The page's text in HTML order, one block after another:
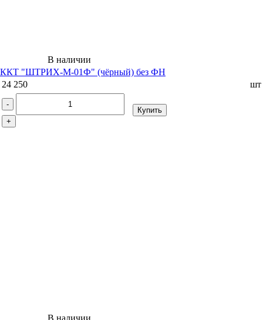
В наличии
ККТ "ШТРИХ-М-01Ф" (чёрный) без ФН
24 250
шт
-
+
Купить
В наличии